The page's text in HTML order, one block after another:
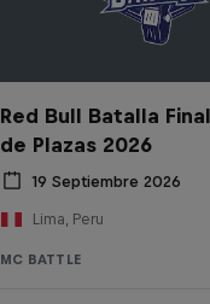
Red Bull Batalla
de Plazas 2026
19 Septiembre 2026
Lima, Peru
MC BATTLE